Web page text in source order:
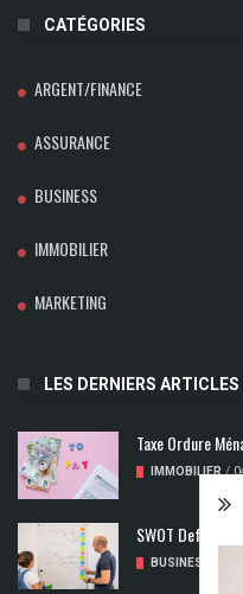
CATÉGORIES
ARGENT/FINANCE
ASSURANCE
BUSINESS
IMMOBILIER
MARKETING
LES DERNIERS ARTICLES
Taxe Ordure
IMMOBILIER /
SWOT Def :
BUSINESS